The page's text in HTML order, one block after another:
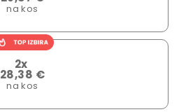
na kos
2x
28,38 €
na kos